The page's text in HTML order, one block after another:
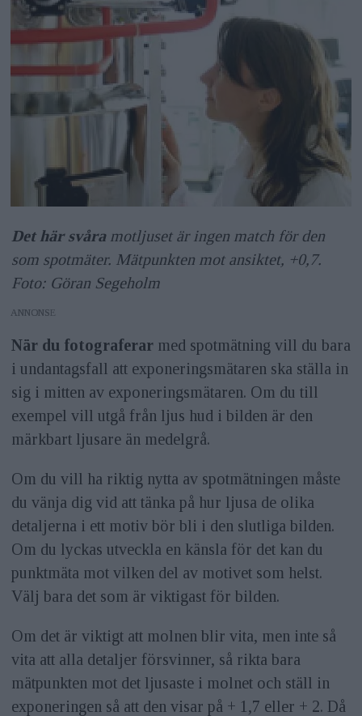
Det här svåra motljuset är ingen match för den
som spotmäter. Mätpunkten mot ansiktet, +0,7.
Foto: Göran Segeholm
ANNONS
När du fotograferar med spotmätning vill du bara
i undantagsfall att exponeringsmätaren ska ställa in
sig i mitten av exponeringsmätaren. Om du till
exempel vill utgå från ljus hud i bilden är den
märkbart ljusare än medelgrå.
Om du vill ha riktig nytta av spotmätningen måste
du vänja dig vid att tänka på hur ljusa de olika
detaljerna i ett motiv bör bli i den slutliga bilden.
Om du lyckas utveckla en känsla för det kan du
punktmäta mot vilken del av motivet som helst.
Välj bara det som är viktigast för bilden.
Om det är viktigt att molnen blir vita, men inte så
vita att alla detaljer försvinner, så rikta bara
mätpunkten mot det ljusaste i molnet och ställ in
exponeringen så att den visar på + 1,7 eller + 2. Då